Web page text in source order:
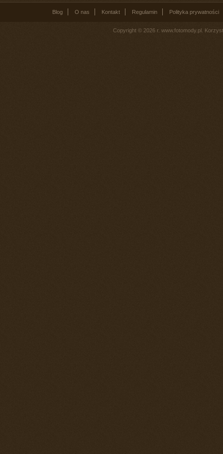
Blog O nas Kontakt Regulamin Polityka prywatności
Copyright © 2026 r. www.fotomody.pl.